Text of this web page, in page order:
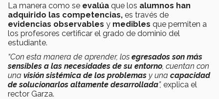
La manera como se evalúa que los alumnos han
adquirido las competencias, es través de
evidencias observables y medibles que permiten a
los profesores certificar el grado de dominio del
estudiante.
“Con esta manera de aprender, los egresados son más
sensibles a las necesidades de su entorno , cuentan con
una visión sistémica de los problemas y una capacidad
de solucionarlos altamente desarrollada”, explica el
rector Garza.